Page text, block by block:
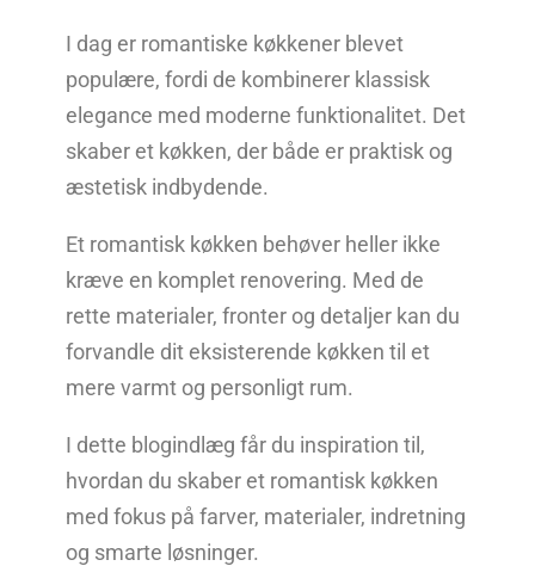
I dag er romantiske køkkener blevet
populære, fordi de kombinerer klassisk
elegance med moderne funktionalitet. Det
skaber et køkken, der både er praktisk og
æstetisk indbydende.
Et romantisk køkken behøver heller ikke
kræve en komplet renovering. Med de
rette materialer, fronter og detaljer kan du
forvandle dit eksisterende køkken til et
mere varmt og personligt rum.
I dette blogindlæg får du inspiration til,
hvordan du skaber et romantisk køkken
med fokus på farver, materialer, indretning
og smarte løsninger.